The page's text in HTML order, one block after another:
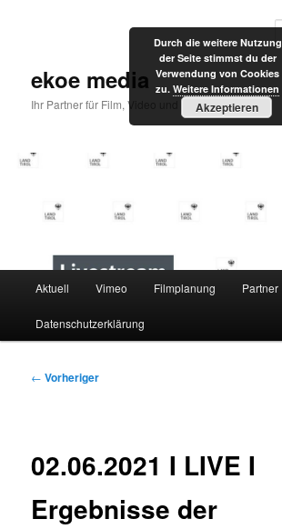
ekoe media
Ihr Partner für Film, Video und Internet
Aktuell Vimeo Filmplanung Partner
Datenschutzerklärung
Beitragsnavigation
← Vorheriger
02.06.2021 I LIVE I
Ergebnisse der
Durch die weitere Nutzung
der Seite stimmst du der
Verwendung von Cookies
zu. Weitere Informationen
Akzeptieren